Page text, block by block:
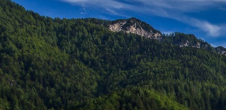
történik mind
személyesen.
személyesen a
címen tudjátok
Kérelmeteket